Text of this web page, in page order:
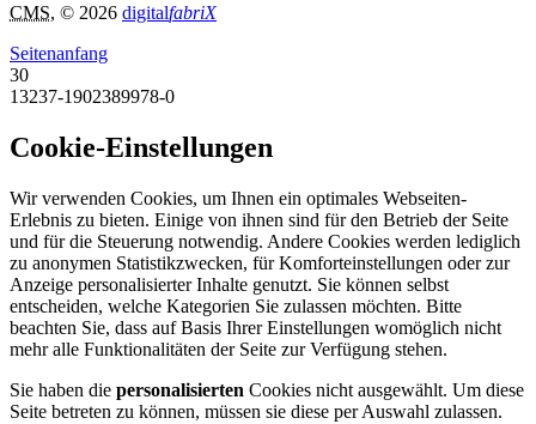
CMS, © 2026 digitalfabriX
Seitenanfang
30
13237-1902389978-0
Cookie-Einstellungen
Wir verwenden Cookies, um Ihnen ein optimales Webseiten-
Erlebnis zu bieten. Einige von ihnen sind für den Betrieb der Seite
und für die Steuerung notwendig. Andere Cookies werden lediglich
zu anonymen Statistikzwecken, für Komforteinstellungen oder zur
Anzeige personalisierter Inhalte genutzt. Sie können selbst
entscheiden, welche Kategorien Sie zulassen möchten. Bitte
beachten Sie, dass auf Basis Ihrer Einstellungen womöglich nicht
mehr alle Funktionalitäten der Seite zur Verfügung stehen.
Sie haben die personalisierten Cookies nicht ausgewählt. Um diese
Seite betreten zu können, müssen sie diese per Auswahl zulassen.